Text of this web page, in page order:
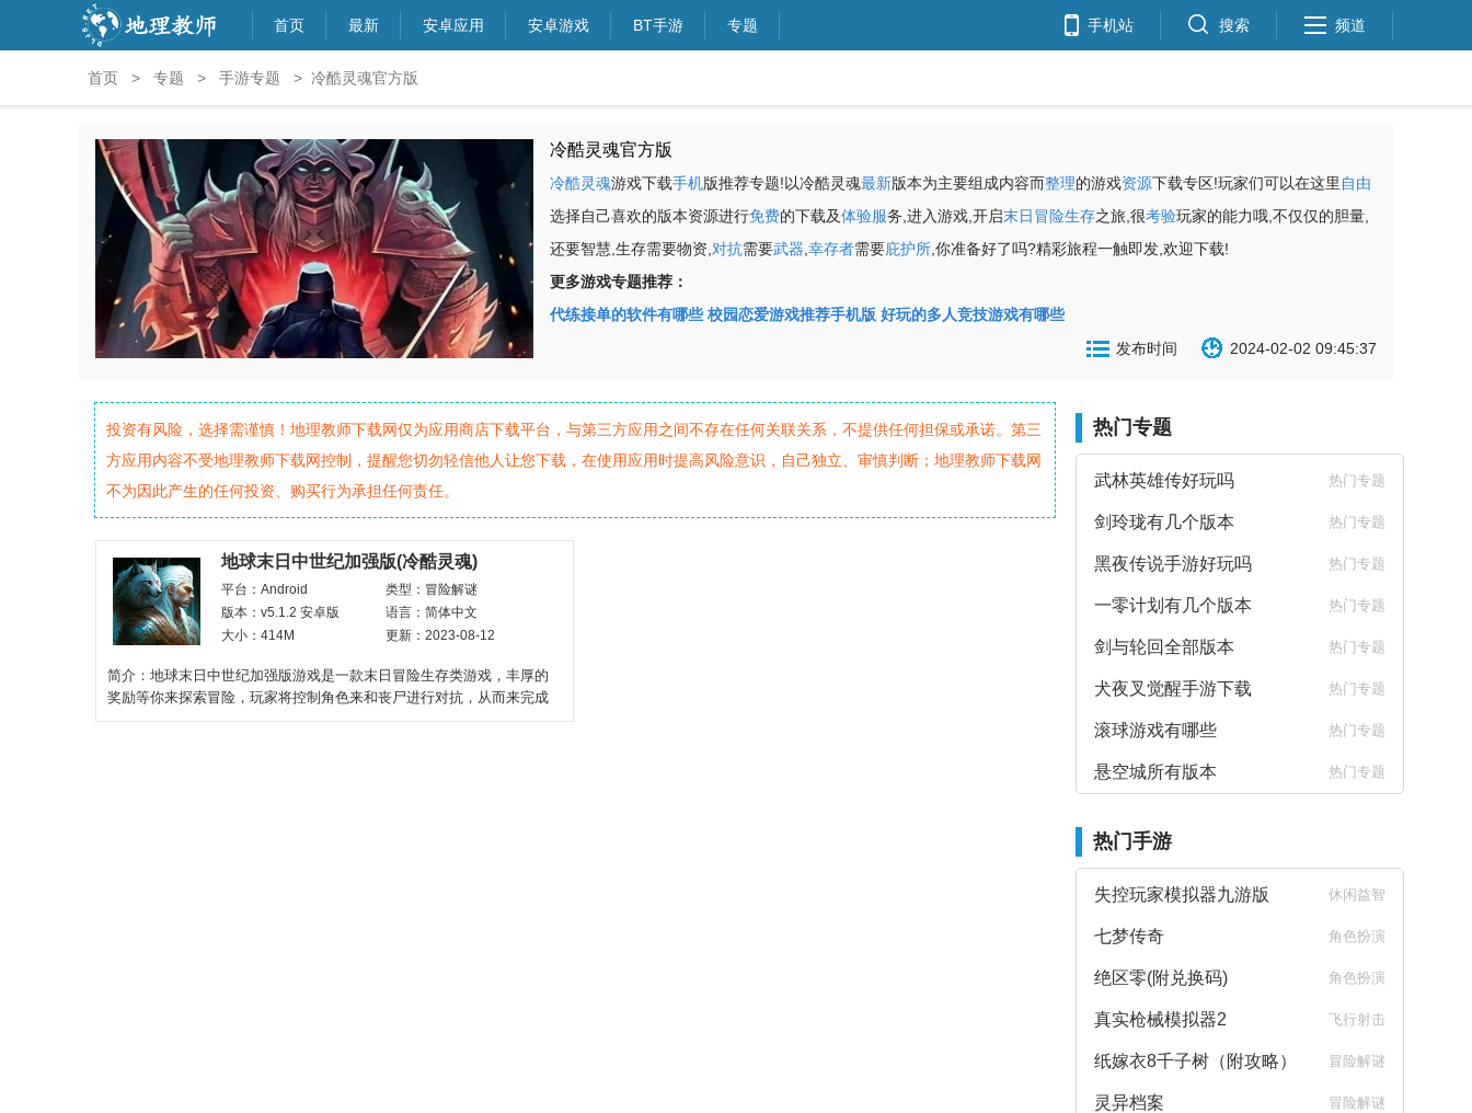
首页 最新 安卓应用 安卓游戏 BT手游 专题 手机站 搜索 频道
首页 > 专题 > 手游专题 > 冷酷灵魂官方版
冷酷灵魂官方版
冷酷灵魂游戏下载手机版推荐专题!以冷酷灵魂最新版本为主要组成内容而整理的游戏资源下载专区!玩家们可以在这里 自由
选择自己喜欢的版本资源进行免费的下载及体验服务,进入游戏,开启末日冒险生存之旅,很考验玩家的能力哦,不仅仅的胆量,
还要智慧,生存需要物资, 对抗需要武器 幸存者需要庇护所 ,你准备好了吗?精彩旅程一触即发,欢迎下载!
更多游戏专题推荐：
代练接单的软件有哪些 校园恋爱游戏推荐手机版 好玩的多人竞技游戏有哪些
2024-02-02 09:45:37
发布时间
投资有风险，选择需谨慎！地理教师下载网仅为应用商店下载平台，与第三方应用之间不存在任何关联关系，不提供任何担保或承诺。第三
方应用内容不受地理教师下载网控制，提醒您切勿轻信他人让您下载，在使用应用时提高风险意识，自己独立、审慎判断；地理教师下载网
不为因此产生的任何投资、购买行为承担任何责任。
地球末日中世纪加强版(冷酷灵魂)
平台：Android
类型：冒险解谜
版本：v5.1.2 安卓版
语言：简体中文
大小：414M
更新：2023-08-12
简介：地球末日中世纪加强版游戏是一款末日冒险生存类游戏，丰厚的
奖励等你来探索冒险，玩家将控制角色来和丧尸进行对抗，从而来完成
各项任务，只有在末日
热门专题
武林英雄传好玩吗 热门专题
剑玲珑有几个版本 热门专题
黑夜传说手游好玩吗 热门专题
一零计划有几个版本 热门专题
剑与轮回全部版本 热门专题
犬夜叉觉醒手游下载 热门专题
滚球游戏有哪些 热门专题
悬空城所有版本 热门专题
热门手游
失控玩家模拟器九游版 休闲益智
七梦传奇 角色扮演
绝区零(附兑换码) 角色扮演
真实枪械模拟器2 飞行射击
纸嫁衣8千子树（附攻略） 冒险解谜
灵异档案 冒险解谜